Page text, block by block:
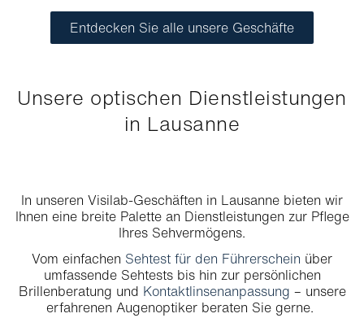
Entdecken Sie alle unsere Geschäfte
Unsere optischen Dienstleistungen
in Lausanne
In unseren Visilab-Geschäften in Lausanne bieten wir
Ihnen eine breite Palette an Dienstleistungen zur Pflege
Ihres Sehvermögens.
Vom einfachen Sehtest für den Führerschein über
umfassende Sehtests bis hin zur persönlichen
Brillenberatung und Kontaktlinsenanpassung – unsere
erfahrenen Augenoptiker beraten Sie gerne.